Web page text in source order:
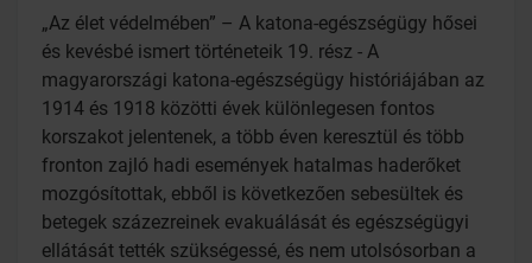
„Az élet védelmében” – A katona-egészségügy hősei
és kevésbé ismert történeteik 19. rész - A
magyarországi katona-egészségügy históriájában az
1914 és 1918 közötti évek különlegesen fontos
korszakot jelentenek, a több éven keresztül és több
fronton zajló hadi események hatalmas haderőket
mozgósítottak, ebből is következően sebesültek és
betegek százezreinek evakuálását és egészségügyi
ellátását tették szükségessé, és nem utolsósorban a